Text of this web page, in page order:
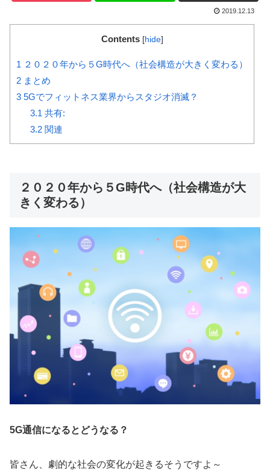
2019.12.13
Contents [hide]
1 ２０２０年から５G時代へ（社会構造が大きく変わる）
2 まとめ
3 5Gでフィットネス業界からスタジオ消滅？
3.1 共有:
3.2関連
２０２０年から５G時代へ（社会構造が大
きく変わる）
5G通信になるとどうなる？
皆さん、劇的な社会の変化が起きるそうですよ～